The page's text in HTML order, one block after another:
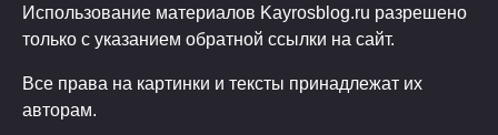
Использование материалов Kayrosblog.ru разрешено
только с указанием обратной ссылки на сайт.
Все права на картинки и тексты принадлежат их
авторам.